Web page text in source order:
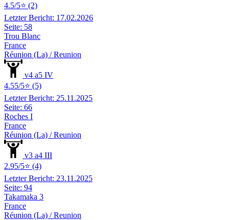
4.5/5⭐ (2)
Letzter Bericht: 17.02.2026
Seite: 58
Trou Blanc
France
Réunion (La) / Reunion
v4 a5 IV
4.55/5⭐ (5)
Letzter Bericht: 25.11.2025
Seite: 66
Roches I
France
Réunion (La) / Reunion
v3 a4 III
2.95/5⭐ (4)
Letzter Bericht: 23.11.2025
Seite: 94
Takamaka 3
France
Réunion (La) / Reunion